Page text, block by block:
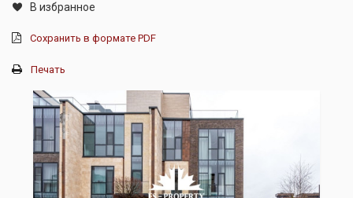
В избранное
Сохранить в формате PDF
Печать